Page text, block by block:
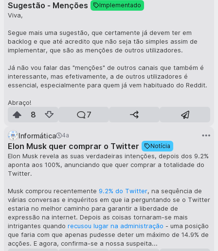
Sugestão - Menções Implementado
Viva,
Segue mais uma sugestão, que certamente já devem ter em
backlog e que até acredito que não seja tão simples assim de
implementar, que são as menções de outros utilizadores.
Já não vou falar das "menções" de outros canais que também é
interessante, mas efetivamente, a de outros utilizadores é
essencial, especialmente para quem já vem habituado do Reddit.
Abraço!
8 7
Informática 4a
Elon Musk quer comprar o Twitter Notícia
Elon Musk revela as suas verdadeiras intenções, depois dos 9.2%
aponta aos 100%, anunciando que quer comprar a totalidade do
Twitter.
Musk comprou recentemente 9.2% do Twitter, na sequência de
várias conversas e inquéritos em que ia perguntando se o Twitter
estaria no melhor caminho para garantir a liberdade de
expressão na internet. Depois as coisas tornaram-se mais
intrigantes quando recusou lugar na administração - uma posição
que faria com que apenas pudesse deter um máximo de 14.9% de
acções. E agora, confirma-se a nossa suspeita...